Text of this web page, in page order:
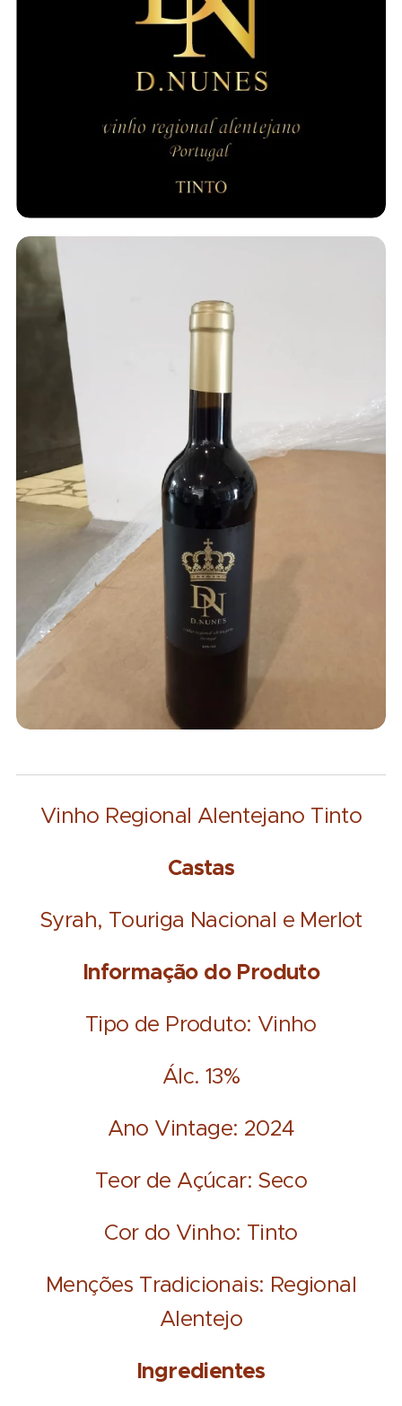
Vinho Regional Alentejano Tinto
Castas
Syrah, Touriga Nacional e Merlot
Informação do Produto
Tipo de Produto: Vinho
Álc. 13%
Ano Vintage: 2024
Teor de Açúcar: Seco
Cor do Vinho: Tinto
Menções Tradicionais: Regional
Alentejo
Ingredientes